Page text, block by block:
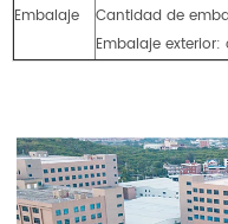
Embalaje
Cantidad de
Embalaje